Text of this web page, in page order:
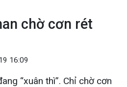
chờ cơn rét
16:09
“xuân thì”. Chỉ chờ cơn